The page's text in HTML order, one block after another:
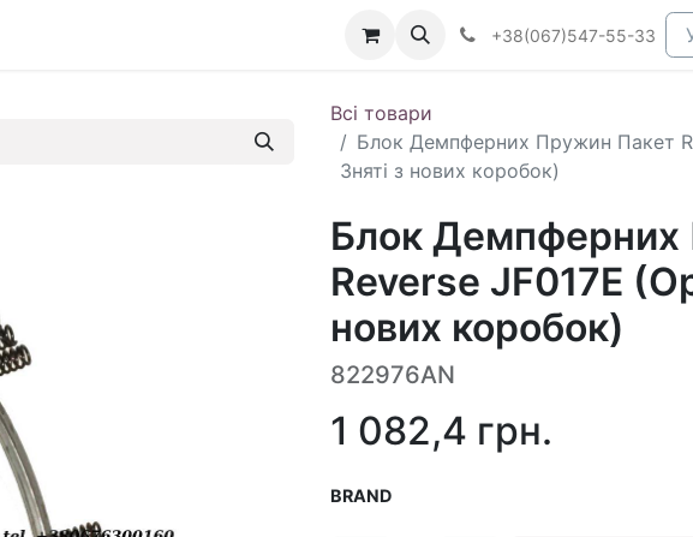
+38(067)547-55-33
Всі товари
Блок Демпферних Пружин Пакет
Зняті з нових коробок)
Блок
Reverse JF017E
нових коробок)
822976AN
1 082,4 грн.
BRAND